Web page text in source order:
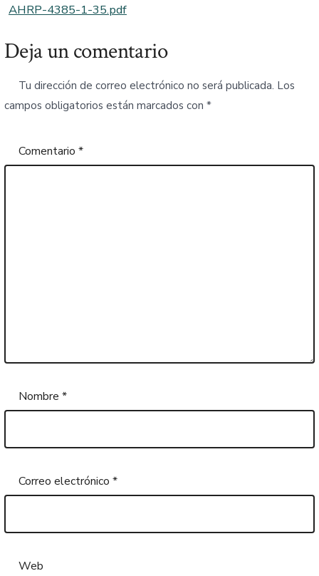
AHRP-4385-1-35.pdf
Deja un comentario
Tu dirección de correo electrónico no será publicada. Los
campos obligatorios están marcados con *
Comentario *
Nombre *
Correo electrónico *
Web